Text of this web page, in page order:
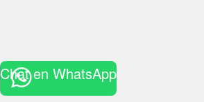
Chat en WhatsApp